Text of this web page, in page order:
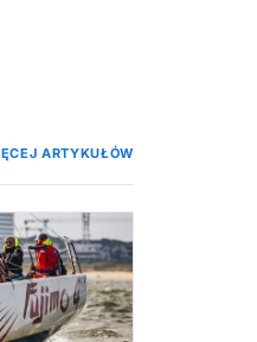
ARTYKUŁÓW